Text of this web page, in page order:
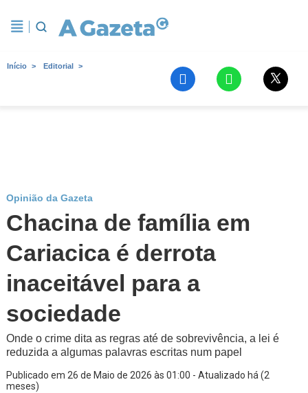
Início Editorial
Opinião da Gazeta
Chacina de família em
Cariacica é derrota
inaceitável para a
sociedade
Onde o crime dita as regras até de sobrevivência, a lei é
reduzida a algumas palavras escritas num papel
Publicado em 26 de Maio de 2026 às 01:00 - Atualizado há (2
meses)